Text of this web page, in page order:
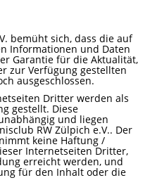
bemüht sich, dass die auf
Informationen und Daten
Garantie für die Aktualität,
zur Verfügung gestellten
ausgeschlossen.
Dritter werden als
gestellt. Diese
und liegen
RW Zülpich e.V.. Der
keine Haftung /
Internetseiten Dritter,
erreicht werden, und
für den Inhalt oder die